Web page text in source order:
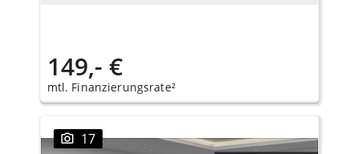
149,- €
mtl. Finanzierungsrate²
17